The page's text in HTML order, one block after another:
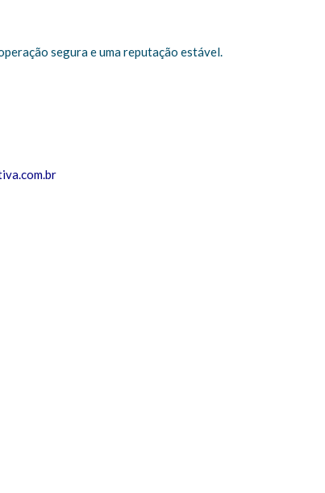
segura e uma reputação estável.